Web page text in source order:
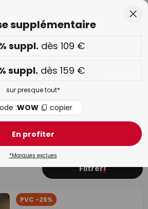
109 € & -13 % suppl. dès 159 €
presque tout
: WOW copier
jusqu'à -70 %
solaires
Lampes solaires décoratives
Filtrer1
PVC -25%
supplémentaire
suppl. dès 109 €
suppl. dès 159 €
sur presque tout*
:WOW copier
En profiter
*Marques exclues